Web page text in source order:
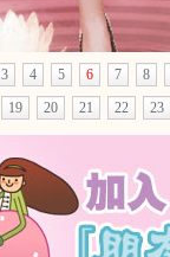
3 4 5 6 7 8
19 20 21 22 23